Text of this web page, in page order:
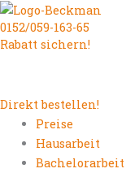
Zum
Inhalt
springen
0152/059-163-65
Rabatt sichern!
Direkt bestellen!
Preise
Hausarbeit
Bachelorarbeit